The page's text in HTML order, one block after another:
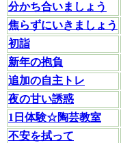
分かち合いましょう
焦らずにいきましょう
初詣
新年の抱負
追加の自主トレ
夜の甘い誘惑
1日体験☆陶芸教室
不安を拭って